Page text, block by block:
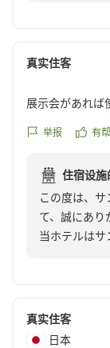
れも本当に美味
ようですが、
あるでしょうが
「ぜひリピー
お忙しい中
お客様のま
真实住客
展示会があれば
举报 有
住宿设施
この度は、
て、誠にあり
当ホテルはサ
うございます。
お客様のま
真实住客
日本